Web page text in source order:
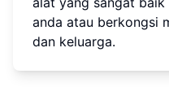
anda atau berkongsi
dan keluarga.